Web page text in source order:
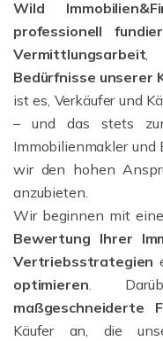
Wild
professionell
Vermittlungsarbeit,
Bedürfnisse unserer
ist es, Verkäufer und
– und das stets
Immobilienmakler und
wir den hohen
anzubieten.
Wir beginnen mit
Bewertung Ihrer
Vertriebsstrategien
optimieren.
maßgeschneiderte
Käufer an, die